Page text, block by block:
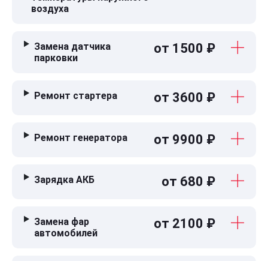
воздуха
Замена датчика
парковки
от 1500 ₽
Ремонт стартера от 3600 ₽
Ремонт генератора от 9900 ₽
Зарядка АКБ от 680 ₽
Замена фар
автомобилей
от 2100 ₽